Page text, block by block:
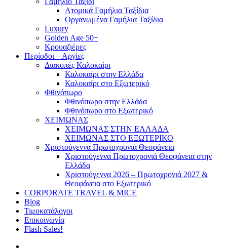
Ατομικά Γαμήλια Ταξίδια
Οργανωμένα Γαμήλια Ταξίδια
Luxury
Golden Age 50+
Κρουαζιέρες
Περίοδοι – Αργίες
Διακοπές Καλοκαίρι
Καλοκαίρι στην Ελλάδα
Καλοκαίρι στο Εξωτερικό
Φθινόπωρο
Φθινόπωρο στην Ελλάδα
Φθινόπωρο στο Εξωτερικό
ΧΕΙΜΩΝΑΣ
ΧΕΙΜΩΝΑΣ ΣΤΗΝ ΕΛΛΑΔΑ
ΧΕΙΜΩΝΑΣ ΣΤΟ ΕΞΩΤΕΡΙΚΟ
Χριστούγεννα Πρωτοχρονιά Θεοφάνεια
Χριστούγεννα Πρωτοχρονιά Θεοφάνεια στην
Ελλάδα
Χριστούγεννα 2026 – Πρωτοχρονιά 2027 &
Θεοφάνεια στο Εξωτερικό
CORPORATE TRAVEL & MICE
Blog
Τιμοκατάλογοι
Επικοινωνία
Flash Sales!